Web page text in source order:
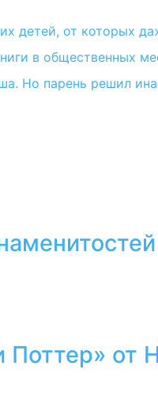
от которых
в общественных
Но парень решил
от